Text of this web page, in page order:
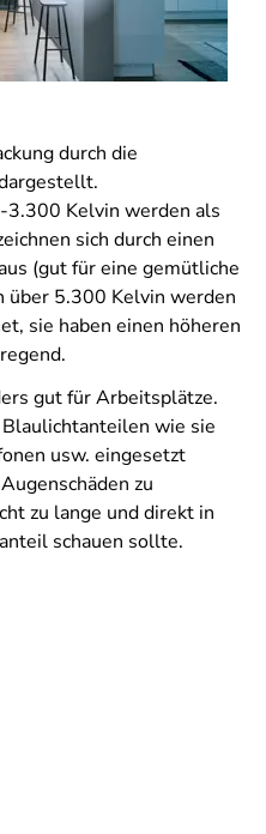
durch die
Kelvin werden als
sich durch einen
(gut für eine gemütliche
über 5.300 Kelvin werden
sie haben einen höheren
gut für Arbeitsplätze.
wie sie
usw. eingesetzt
zu
zu lange und direkt in
schauen sollte.